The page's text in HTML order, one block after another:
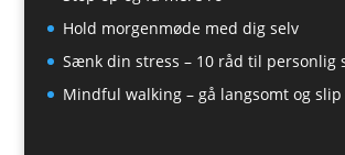
Hold morgenmøde med dig selv
Sænk din stress – 10 råd til personlig
Mindful walking – gå langsomt og slip